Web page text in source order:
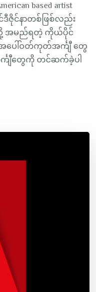
based artist
င်ဒီဇိုင်နာတစ်ဖြစ်လည်း
လို့ အမည်ရတဲ့ ကိုယ်ပိုင်
အပေါ်ဝတ်ကုတ်အင်္ကျီ တွေ
အင်္ကျီတွေကို တင်ဆက်ခဲ့ပါ